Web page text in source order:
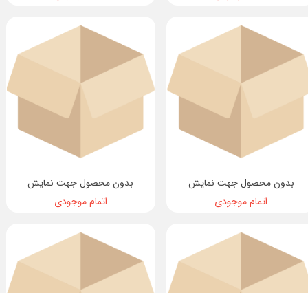
بدون محصول جهت نمایش
اتمام موجودی
بدون محصول جهت نمایش
اتمام موجودی